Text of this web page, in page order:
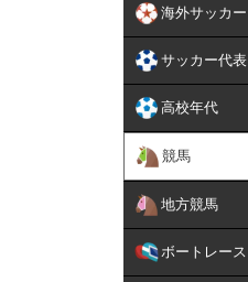
海外サッカー
サッカー代表
高校年代
競馬
地方競馬
ボートレース